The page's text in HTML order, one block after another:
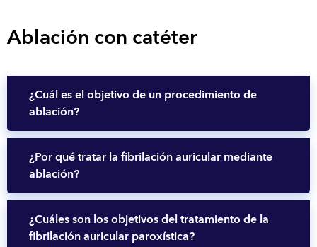
Ablación con catéter
¿Cuál es el objetivo de un procedimiento de
ablación?
¿Por qué tratar la fibrilación auricular mediante
ablación?
¿Cuáles son los objetivos del tratamiento de la
fibrilación auricular paroxística?